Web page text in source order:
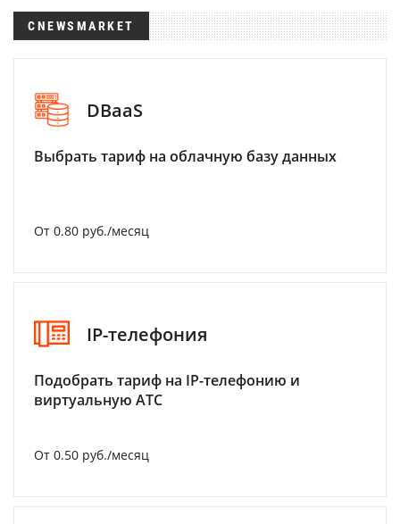
CNEWSMARKET
DBaaS
Выбрать тариф на облачную базу данных
От 0.80 руб./месяц
IP-телефония
Подобрать тариф на IP-телефонию и
виртуальную АТС
От 0.50 руб./месяц